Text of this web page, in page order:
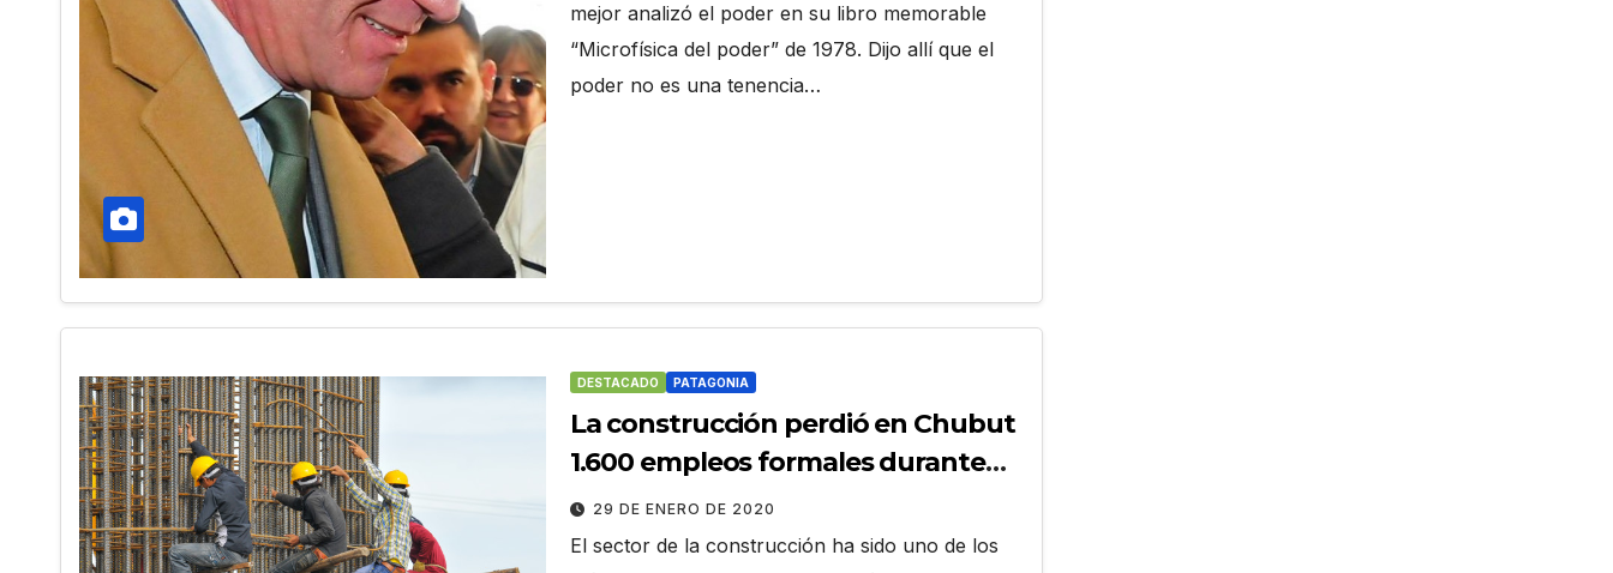
mejor analizó el poder en su libro memorable
“Microfísica del poder” de 1978. Dijo allí que el
poder no es una tenencia…
DESTACADO PATAGONIA
La construcción perdió en Chubut
1.600 empleos formales durante
los últimos cuatro años
29 DE ENERO DE 2020
El sector de la construcción ha sido uno de los